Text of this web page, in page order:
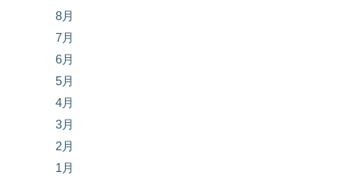
8月
7月
6月
5月
4月
3月
2月
1月